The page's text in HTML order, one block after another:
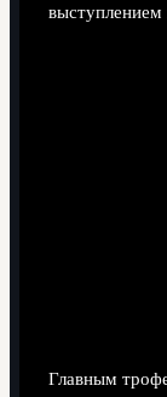
выступлением
Главным